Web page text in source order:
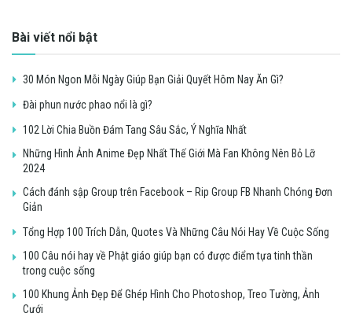
Bài viết nổi bật
30 Món Ngon Mỗi Ngày Giúp Bạn Giải Quyết Hôm Nay Ăn Gì?
Đài phun nước phao nổi là gì?
102 Lời Chia Buồn Đám Tang Sâu Sắc, Ý Nghĩa Nhất
Những Hình Ảnh Anime Đẹp Nhất Thế Giới Mà Fan Không Nên Bỏ Lỡ
2024
Cách đánh sập Group trên Facebook – Rip Group FB Nhanh Chóng Đơn
Giản
Tổng Hợp 100 Trích Dẫn, Quotes Và Những Câu Nói Hay Về Cuộc Sống
100 Câu nói hay về Phật giáo giúp bạn có được điểm tựa tinh thần
trong cuộc sống
100 Khung Ảnh Đẹp Để Ghép Hình Cho Photoshop, Treo Tường, Ảnh
Cưới